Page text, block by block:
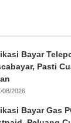
Bayar
Pasti
08/2026
Bayar Gas